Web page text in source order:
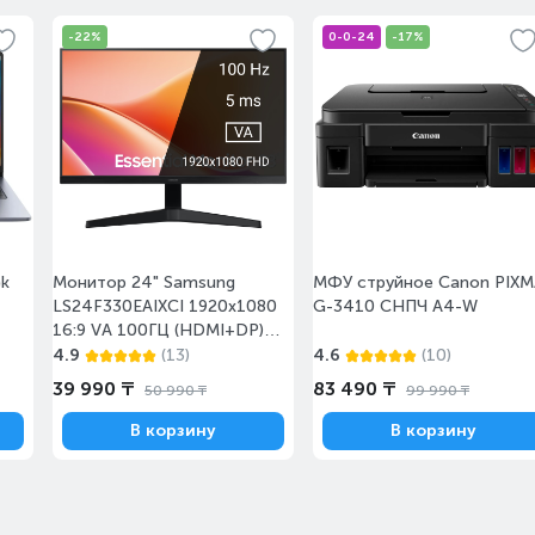
с 10 августа Под заказ
-22%
Монитор 24" Samsung
LS24F330EAIXCI 1920x1080
16:9 VA 100ГЦ (HDMI+DP)
Black
4.9 (13)
39 990 ₸ 50 990 ₸
В корзину
0-0-24 -17%
МФУ струйное Canon
G-3410 СНПЧ А4-W
4.6 (10)
83 490 ₸ 99 990 ₸
В корзину